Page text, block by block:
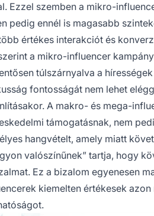
Ezzel szemben a mikro-
pedig ennél is magasabb
értékes interakciót és
a mikro-influencer
túlszárnyalva a
fontosságát nem lehet
A makro- és mega-
támogatásnak, nem
hangvételt, amely miatt
valószínűnek” tartja, hogy
Ez a bizalom egyenesen
kiemelten értékesek